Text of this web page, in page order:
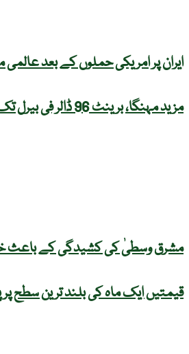
ایران پر امریکی حملوں کے بعد
مزید مہنگا، برینٹ 96 ڈالر فی بیرل تک پہنچ گیا
مشرق وسطیٰ کی کشیدگی کے باعث
قیمتیں ایک ماہ کی بلند ترین سطح